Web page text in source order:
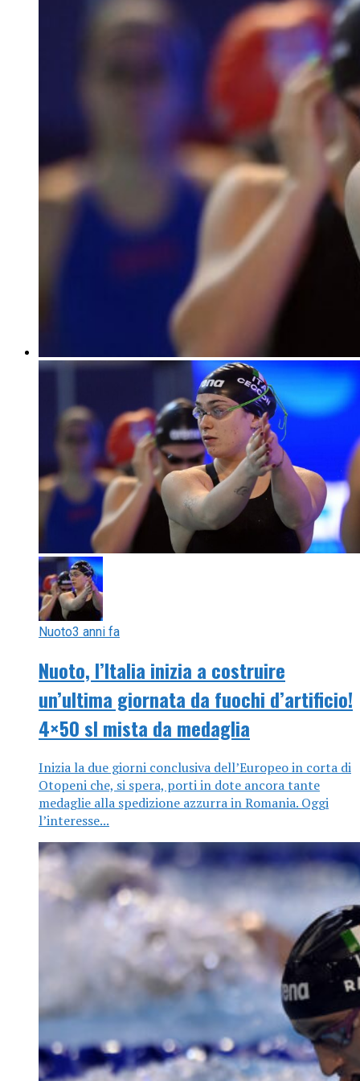
Nuoto3 anni fa
Nuoto, l’Italia inizia a costruire
un’ultima giornata da fuochi d’artificio!
4×50 sl mista da medaglia
Inizia la due giorni conclusiva dell’Europeo in corta di
Otopeni che, si spera, porti in dote ancora tante
medaglie alla spedizione azzurra in Romania. Oggi
l’interesse...